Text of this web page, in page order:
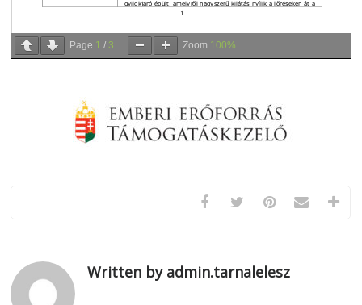
Page 1 / 3 Zoom 100%
Written by admin.tarnalelesz